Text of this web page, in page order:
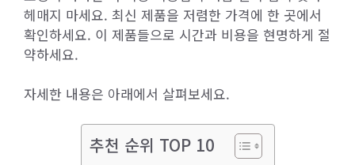
헤매지 마세요. 최신 제품을 저렴한 가격에 한 곳에서
확인하세요. 이 제품들으로 시간과 비용을 현명하게 절
약하세요.
자세한 내용은 아래에서 살펴보세요.
추천 순위 TOP 10